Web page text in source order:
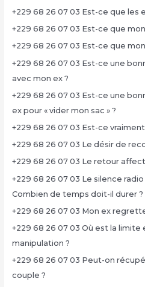
+229 68 26 07 03 Est-ce que les
+229 68 26 07 03 Est-ce que
+229 68 26 07 03 Est-ce que
+229 68 26 07 03 Est-ce une
avec mon ex ?
+229 68 26 07 03 Est-ce une
ex pour « vider mon sac » ?
+229 68 26 07 03 Est-ce
+229 68 26 07 03 Le désir de
+229 68 26 07 03 Le retour
+229 68 26 07 03 Le silence
Combien de temps doit-il durer ?
+229 68 26 07 03 Mon ex
+229 68 26 07 03 Où est la
manipulation ?
+229 68 26 07 03 Peut-on
couple ?